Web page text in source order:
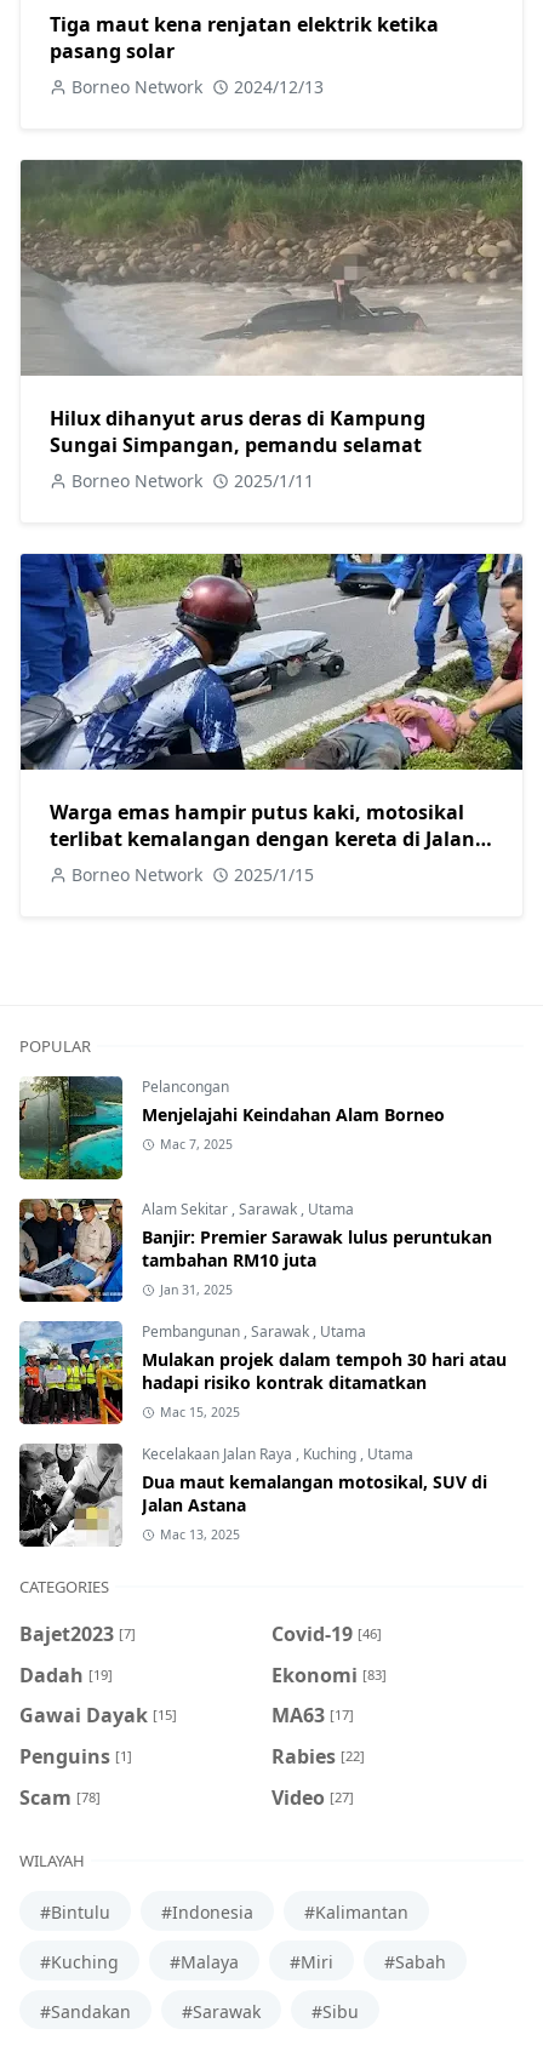
Tiga maut kena renjatan elektrik ketika
pasang solar
Borneo Network 2024/12/13
Hilux dihanyut arus deras di Kampung
Sungai Simpangan, pemandu selamat
Borneo Network 2025/1/11
Warga emas hampir putus kaki, motosikal
terlibat kemalangan dengan kereta di Jalan
Skim B Sarikei
Borneo Network 2025/1/15
POPULAR
Pelancongan
Menjelajahi Keindahan Alam Borneo
Mac 7, 2025
Alam Sekitar ,Sarawak , Utama
Banjir: Premier Sarawak lulus peruntukan
tambahan RM10 juta
Jan 31, 2025
Pembangunan ,Sarawak , Utama
Mulakan projek dalam tempoh 30 hari atau
hadapi risiko kontrak ditamatkan
Mac 15, 2025
Kecelakaan Jalan Raya , Kuching , Utama
Dua maut kemalangan motosikal, SUV di
Jalan Astana
Mac 13, 2025
CATEGORIES
Bajet2023 [7] Covid-19 [46]
Dadah [19] Ekonomi [83]
Gawai Dayak [15] MA63 [17]
Penguins [1] Rabies [22]
Scam [78] Video [27]
WILAYAH
#Bintulu #Indonesia #Kalimantan
#Kuching #Malaya #Miri #Sabah
#Sandakan #Sarawak #Sibu